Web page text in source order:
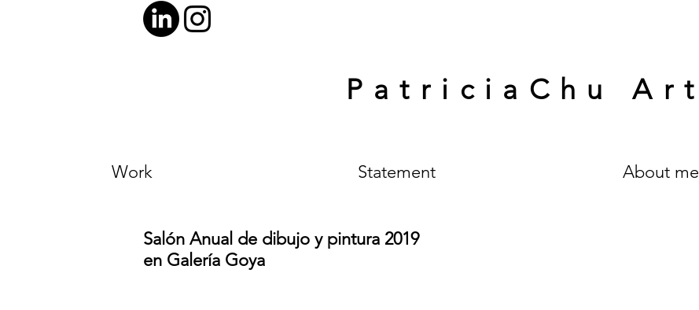
PatriciaChu Art
Work Statement About me
Salón Anual de dibujo y pintura 2019
en Galería Goya